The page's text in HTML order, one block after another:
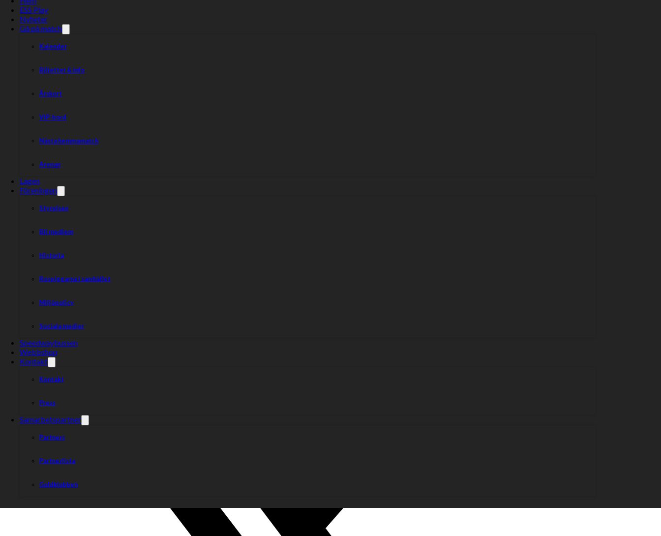
ESS Play
Nyheter
Gå på match
Kalender
Biljetter & info
Årskort
VIP-bord
Nästa hemmamatch
Arenan
Lagen
Föreningen
Styrelsen
Bli medlem
Historia
Rospiggarna i samhället
Miljöpolicy
Sociala medier
Speedwaybussen
Webbshop
Kontakt
Kontakt
Press
Samarbetspartner
Partners
Partnerlista
Guldklubben